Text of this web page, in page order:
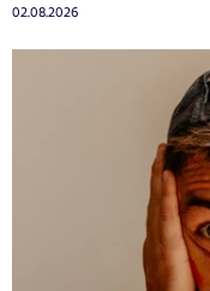
02.08.2026